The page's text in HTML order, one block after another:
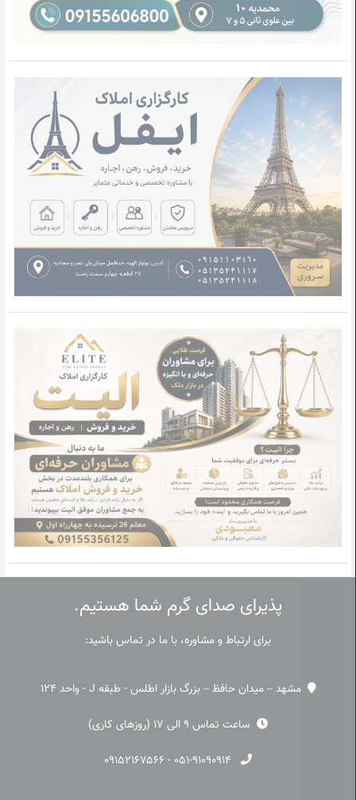
پذیرای صدای گرم شما هستیم.
برای ارتباط و مشاوره، با ما در تماس باشید:
مشهد – میدان حافظ – بزرگ بازار اطلس - طبقه J - واحد 124
ساعت تماس 9 الی 17 (روزهای کاری)
۰۵۱-۹۱۰۹۰۹۱۴ - ۰۹۱۵۲۱۶۷۵۶۶